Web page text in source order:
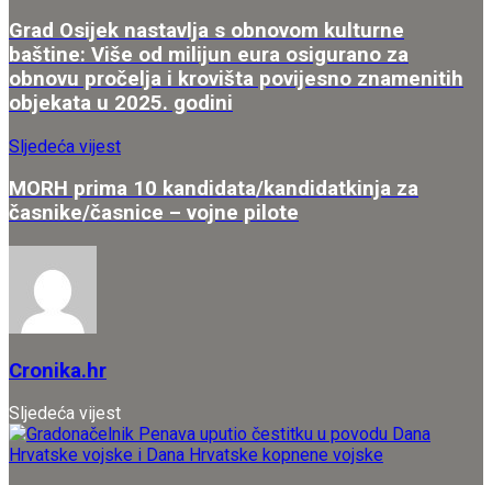
Grad Osijek nastavlja s obnovom kulturne
baštine: Više od milijun eura osigurano za
obnovu pročelja i krovišta povijesno znamenitih
objekata u 2025. godini
Sljedeća vijest
MORH prima 10 kandidata/kandidatkinja za
časnike/časnice – vojne pilote
Cronika.hr
Sljedeća vijest